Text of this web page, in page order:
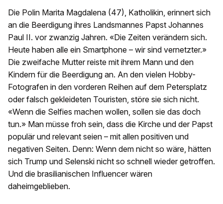
Die Polin Marita Magdalena (47), Katholikin, erinnert sich
an die Beerdigung ihres Landsmannes Papst Johannes
Paul II. vor zwanzig Jahren. «Die Zeiten verändern sich.
Heute haben alle ein Smartphone – wir sind vernetzter.»
Die zweifache Mutter reiste mit ihrem Mann und den
Kindern für die Beerdigung an. An den vielen Hobby-
Fotografen in den vorderen Reihen auf dem Petersplatz
oder falsch gekleideten Touristen, störe sie sich nicht.
«Wenn die Selfies machen wollen, sollen sie das doch
tun.» Man müsse froh sein, dass die Kirche und der Papst
populär und relevant seien – mit allen positiven und
negativen Seiten. Denn: Wenn dem nicht so wäre, hätten
sich Trump und Selenski nicht so schnell wieder getroffen.
Und die brasilianischen Influencer wären
daheimgeblieben.